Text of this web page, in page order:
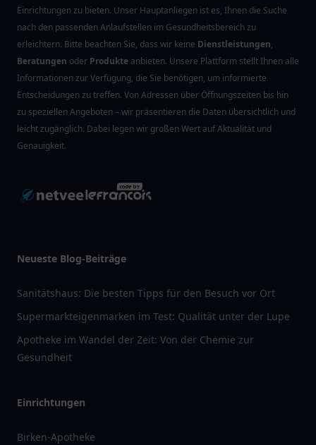
Einrichtungen zu bieten. Unser Hauptanliegen ist es, Ihnen die Suche
nach den passenden Anlaufstellen im Gesundheitsbereich zu
erleichtern. Bitte beachten Sie, dass wir keine Dienstleistungen,
Beratungen oder Produkte anbieten. Unsere Plattform stellt Ihnen alle
Informationen zur Verfügung, die Sie benötigen, um informierte
Entscheidungen zu treffen. Von Adressen über Öffnungszeiten bis hin
zu speziellen Angeboten – wir präsentieren die Daten übersichtlich und
leicht zugänglich. Dabei legen wir großen Wert auf Aktualität und
Genauigkeit.
Neueste Blog-Beiträge
Sanitätshaus: Die besten Tipps für den Besuch vor Ort
Supermarkteigenmarken im Test: Qualität unter der Lupe
Apotheke im Wandel der Zeit: Von der Chemie zur
Gesundheit
Einrichtungen
Birken-Apotheke